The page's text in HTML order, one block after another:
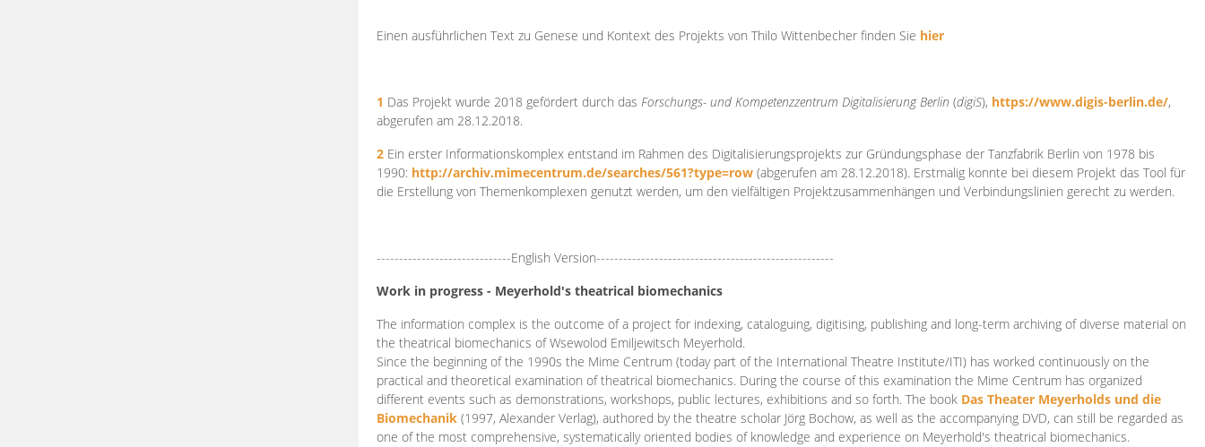
Einen ausführlichen Text zu Genese und Kontext des Projekts von Thilo Wittenbecher finden Sie hier
1 Das Projekt wurde 2018 gefördert durch das Forschungs- und Kompetenzzentrum DigitalisierungBerlin (digiS), https://www.digis-berlin.de/,
abgerufen am 28.12.2018.
2 Ein erster Informationskomplex entstand im Rahmen des Digitalisierungsprojekts zur Gründungsphase der Tanzfabrik Berlin von 1978 bis
1990: http://archiv.mimecentrum.de/searches/561?type=row (abgerufen am 28.12.2018). Erstmalig konnte bei diesem Projekt das Tool für
die Erstellung von Themenkomplexen genutzt werden, um den vielfältigen Projektzusammenhängen und Verbindungslinien gerecht zu werden.
------------------------------English Version-----------------------------------------------------
Work in progress - Meyerhold's theatrical biomechanics
The information complex is the outcome of a project for indexing, cataloguing, digitising, publishing and long-term archiving of diverse material on
the theatrical biomechanics of Wsewolod Emiljewitsch Meyerhold.
Since the beginning of the 1990s the Mime Centrum (today part of the International Theatre Institute/ITI) has worked continuously on the
practical and theoretical examination of theatrical biomechanics. During the course of this examination the Mime Centrum has organized
different events such as demonstrations, workshops, public lectures, exhibitions and so forth. The book Das Theater Meyerholds und die
Biomechanik (1997, Alexander Verlag), authored by the theatre scholar Jörg Bochow, as well as the accompanying DVD, can still be regarded as
one of the most comprehensive, systematically oriented bodies of knowledge and experience on Meyerhold's theatrical biomechanics.